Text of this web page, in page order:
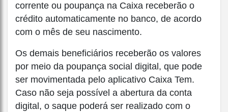
corrente ou poupança na Caixa receberão o
crédito automaticamente no banco, de acordo
com o mês de seu nascimento.
Os demais beneficiários receberão os valores
por meio da poupança social digital, que pode
ser movimentada pelo aplicativo Caixa Tem.
Caso não seja possível a abertura da conta
digital, o saque poderá ser realizado com o